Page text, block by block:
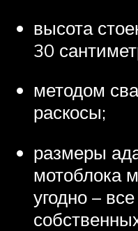
высота
30
методом
раскосы;
размеры
мотоблока
угодно –